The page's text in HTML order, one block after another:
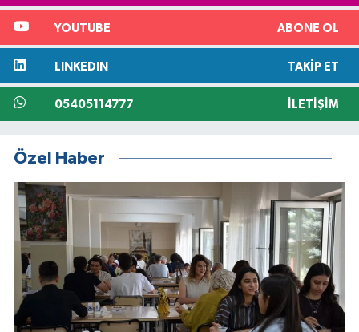
YOUTUBE ABONE OL
LINKEDIN TAKIP ET
05405114777 İLETIŞIM
Özel Haber